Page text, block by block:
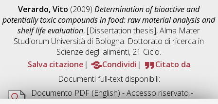
Verardo, Vito (2009)Determination of bioactive and
potentially toxic compounds in food: raw material analysis and
shelf life evaluation, [Dissertation thesis], Alma Mater
Studiorum Università di Bologna. Dottorato di ricerca in
Scienze degli alimenti, 21 Ciclo.
Salva citazione
Condividi
Citato da
Documenti full-text disponibili:
Documento PDF(English) - Accesso riservato -